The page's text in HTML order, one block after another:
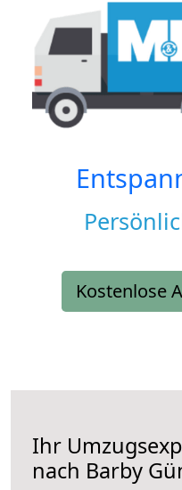
Kostenlose
Ihr
nach Barby